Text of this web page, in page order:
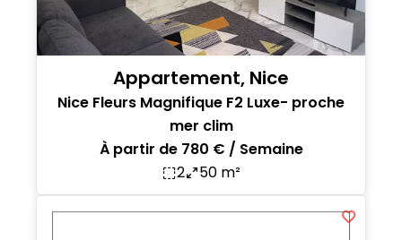
Appartement, Nice
Nice Fleurs Magnifique F2 Luxe- proche
mer clim
À partir de 780 € / Semaine
2
50 m²